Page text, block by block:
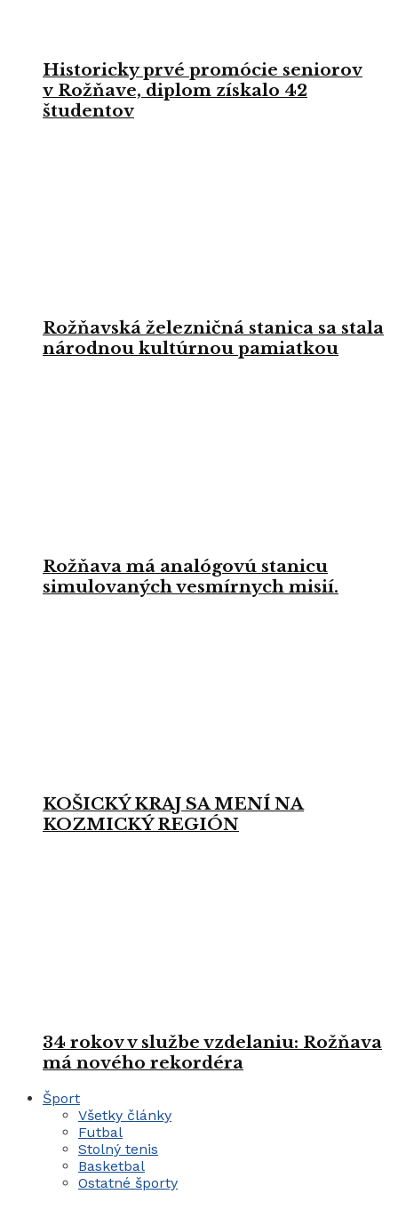
Historicky prvé promócie seniorov
v Rožňave, diplom získalo 42
študentov
Rožňavská železničná stanica sa stala
národnou kultúrnou pamiatkou
Rožňava má analógovú stanicu
simulovaných vesmírnych misií.
KOŠICKÝ KRAJ SA MENÍ NA
KOZMICKÝ REGIÓN
34 rokov v službe vzdelaniu: Rožňava
má nového rekordéra
Šport
Všetky články
Futbal
Stolný tenis
Basketbal
Ostatné športy